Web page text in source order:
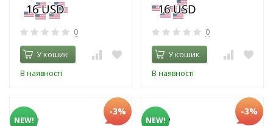
0
У кошик
В наявності
0
У кошик
В наявності
NEW!
-3%
NEW!
-3%